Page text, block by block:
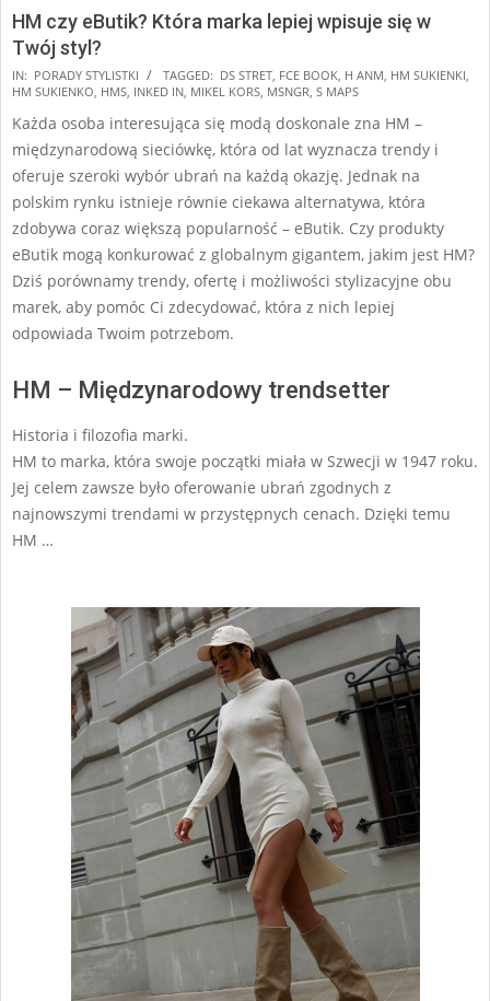
HM czy eButik? Która marka lepiej wpisuje się w
Twój styl?
2024-
12-
31
IN: PORADY STYLISTKI TAGGED: DS STRET, FCE BOOK, H ANM, HM SUKIENKI,
HM SUKIENKO, HMS, INKED IN, MIKEL KORS, MSNGR, S MAPS
Każda osoba interesująca się modą doskonale zna HM –
międzynarodową sieciówkę, która od lat wyznacza trendy i
oferuje szeroki wybór ubrań na każdą okazję. Jednak na
polskim rynku istnieje równie ciekawa alternatywa, która
zdobywa coraz większą popularność – eButik. Czy produkty
eButik mogą konkurować z globalnym gigantem, jakim jest HM?
Dziś porównamy trendy, ofertę i możliwości stylizacyjne obu
marek, aby pomóc Ci zdecydować, która z nich lepiej
odpowiada Twoim potrzebom.
HM – Międzynarodowy trendsetter
Historia i filozofia marki.
HM to marka, która swoje początki miała w Szwecji w 1947 roku.
Jej celem zawsze było oferowanie ubrań zgodnych z
najnowszymi trendami w przystępnych cenach. Dzięki temu
HM …